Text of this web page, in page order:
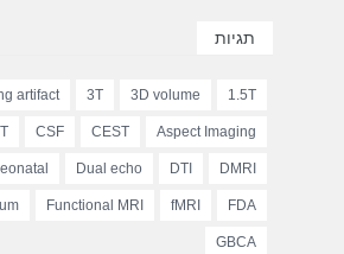
תגיות
1.5T
3D volume
3T
artifact
Aspect Imaging
CEST
CSF
DMRI
DTI
Dual echo
FDA
fMRI
Functional MRI
GBCA